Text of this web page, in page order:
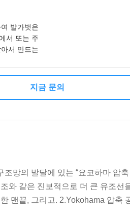
발가벗은
서 또는 주
서 만드는
지금 문의
망의 발달에 있는 “요코하마 압
와 같은 진보적으로 더 큰 유조선
맨끝, 그리고. 2.Yokohama 압축